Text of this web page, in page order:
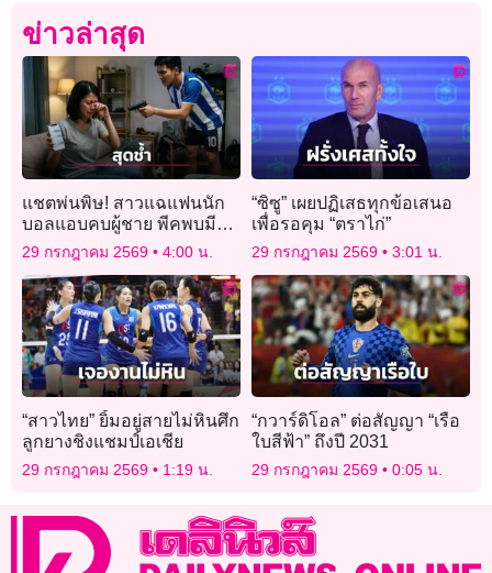
ข่าวล่าสุด
แชตพ่นพิษ! สาวแฉแฟนนัก
บอลแอบคบผู้ชาย พีคพบมี
แชตหวานกับ ‘ครูชาย’ เค้น
ถามเจอชักปืนจ่อ ลั่นเข็ดแล้ว!
29 กรกฎาคม 2569 4:00 น.
“ซิซู” เผยปฏิเสธทุกข้อเสนอ
เพื่อรอคุม “ตราไก่”
29 กรกฎาคม 2569 3:01 น.
“สาวไทย” ยิ้มอยู่สายไม่หินศึก
ลูกยางชิงแชมป์เอเชีย
29 กรกฎาคม 2569 1:19 น.
“กวาร์ดิโอล” ต่อสัญญา “เรือ
ใบสีฟ้า” ถึงปี 2031
29 กรกฎาคม 2569 0:05 น.